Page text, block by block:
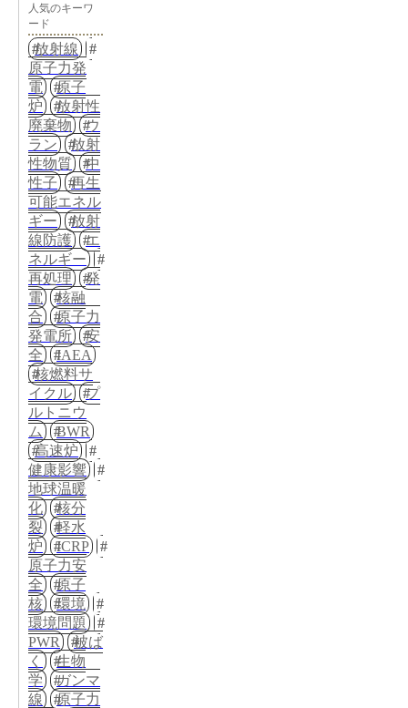
人気のキーワ
ード
放射線
原子力発
電
原子
炉
放射性
廃棄物
ウ
ラン
放射
性物質
中
性子
再生
可能エネル
ギー
放射
線防護
エ
ネルギー
再処理
発
電
核融
合
原子力
発電所
安
全
IAEA
核燃料サ
イクル
プ
ルトニウ
ム
BWR
高速炉
健康影響
地球温暖
化
核分
裂
軽水
炉
ICRP
原子力安
全
原子
核
環境
環境問題
PWR
被ば
く
生物
学
ガンマ
線
原子力